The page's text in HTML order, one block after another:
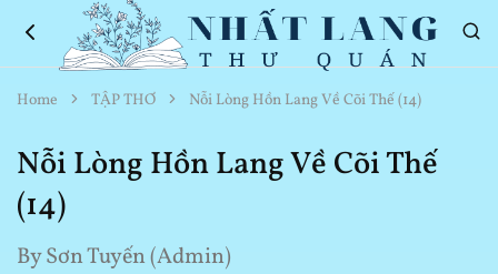
Nhất
Lang
Quán
Thơ
Hay
Cuộc
Sống
Home TẬP THƠ Nỗi Lòng Hồn Lang Về Cõi Thế (14)
Nỗi Lòng Hồn Lang Về Cõi Thế
(14)
BySơn Tuyến (Admin)